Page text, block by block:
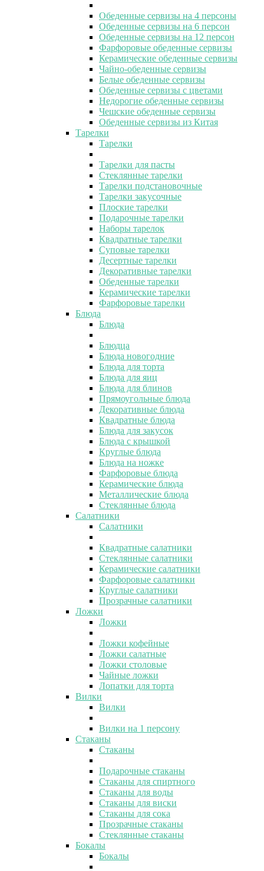
Обеденные сервизы на 4 персоны
Обеденные сервизы на 6 персон
Обеденные сервизы на 12 персон
Фарфоровые обеденные сервизы
Керамические обеденные сервизы
Чайно-обеденные сервизы
Белые обеденные сервизы
Обеденные сервизы с цветами
Недорогие обеденные сервизы
Чешские обеденные сервизы
Обеденные сервизы из Китая
Тарелки
Тарелки
Тарелки для пасты
Стеклянные тарелки
Тарелки подстановочные
Тарелки закусочные
Плоские тарелки
Подарочные тарелки
Наборы тарелок
Квадратные тарелки
Суповые тарелки
Десертные тарелки
Декоративные тарелки
Обеденные тарелки
Керамические тарелки
Фарфоровые тарелки
Блюда
Блюда
Блюдца
Блюда новогодние
Блюда для торта
Блюда для яиц
Блюда для блинов
Прямоугольные блюда
Декоративные блюда
Квадратные блюда
Блюда для закусок
Блюда с крышкой
Круглые блюда
Блюда на ножке
Фарфоровые блюда
Керамические блюда
Металлические блюда
Стеклянные блюда
Салатники
Салатники
Квадратные салатники
Стеклянные салатники
Керамические салатники
Фарфоровые салатники
Круглые салатники
Прозрачные салатники
Ложки
Ложки
Ложки кофейные
Ложки салатные
Ложки столовые
Чайные ложки
Лопатки для торта
Вилки
Вилки
Вилки на 1 персону
Стаканы
Стаканы
Подарочные стаканы
Стаканы для спиртного
Стаканы для воды
Стаканы для виски
Стаканы для сока
Прозрачные стаканы
Стеклянные стаканы
Бокалы
Бокалы